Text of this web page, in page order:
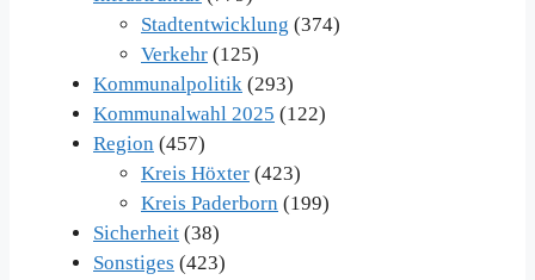
Stadtentwicklung (374)
Verkehr (125)
Kommunalpolitik (293)
Kommunalwahl 2025 (122)
Region (457)
Kreis Höxter (423)
Kreis Paderborn (199)
Sicherheit (38)
Sonstiges (423)